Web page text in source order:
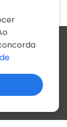
W X
e letras